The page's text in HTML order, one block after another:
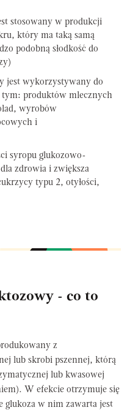
stosowany w produkcji
który ma taką samą
podobną słodkość do
jest wykorzystywany do
produktów mlecznych
wyrobów
i
syropu glukozowo-
zdrowia i zwiększa
typu 2, otyłości,
- co to
z
lub skrobi pszennej, którą
lub kwasowej
W efekcie otrzymuje się
glukoza w nim zawarta jest